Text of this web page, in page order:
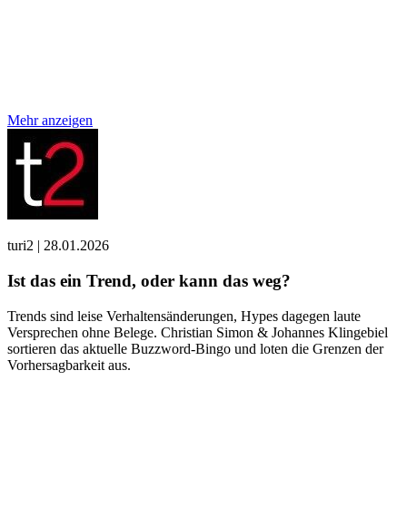
Mehr anzeigen
turi2 | 28.01.2026
Ist das ein Trend, oder kann das weg?
Trends sind leise Verhaltensänderungen, Hypes dagegen laute
Versprechen ohne Belege. Christian Simon & Johannes Klingebiel
sortieren das aktuelle Buzzword-Bingo und loten die Grenzen der
Vorhersagbarkeit aus.